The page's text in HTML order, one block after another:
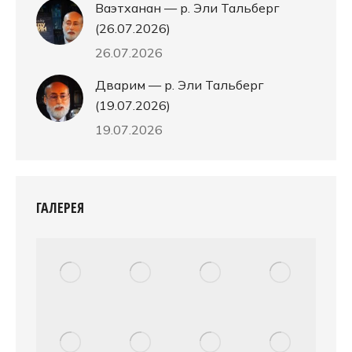
Ваэтханан — р. Эли Тальберг
(26.07.2026)
26.07.2026
Дварим — р. Эли Тальберг
(19.07.2026)
19.07.2026
ГАЛЕРЕЯ